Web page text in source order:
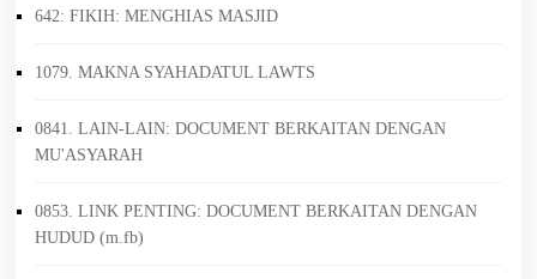
642: FIKIH: MENGHIAS MASJID
1079. MAKNA SYAHADATUL LAWTS
0841. LAIN-LAIN: DOCUMENT BERKAITAN DENGAN
MU'ASYARAH
0853. LINK PENTING: DOCUMENT BERKAITAN DENGAN
HUDUD (m.fb)